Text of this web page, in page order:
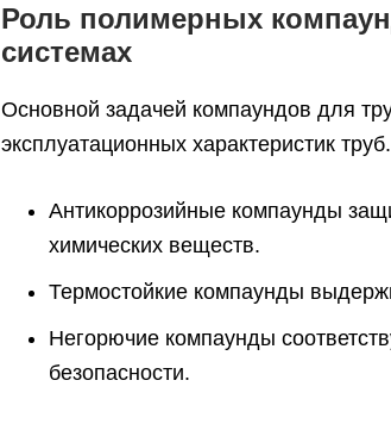
Роль полимерных
системах
Основной задачей компаундов для
эксплуатационных характеристик
Антикоррозийные компаунды
химических веществ.
Термостойкие компаунды
Негорючие компаунды
безопасности.